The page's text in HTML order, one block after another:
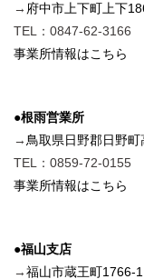
→ 府中市上下町上下
TEL：0847-62-3166
事業所情報はこちら
●根雨営業所
→ 鳥取県日野郡日野
TEL：0859-72-0155
事業所情報はこちら
●福山支店
→福山市蔵王町1766-1